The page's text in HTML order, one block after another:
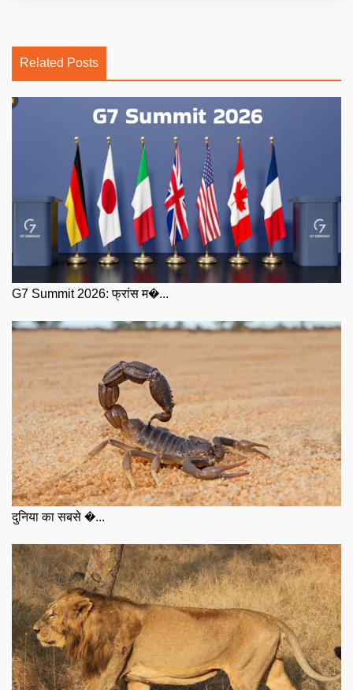
Related Posts
G7 Summit 2026: फ्रांस म�...
दुनिया का सबसे �...